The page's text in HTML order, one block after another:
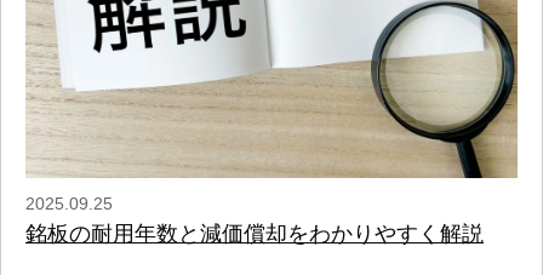
2025.09.25
銘板の耐用年数と減価償却をわかりやすく解説